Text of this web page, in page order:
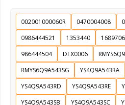
002001000060R 0470004008
0986444521
1353440 1689706
986444504
DTX0006
RMYS6Q9A543SG
YS4Q9A543RA
YS4Q9A543RD
YS4Q9A543RE
YS4Q9A543SB
YS4Q9A543SC